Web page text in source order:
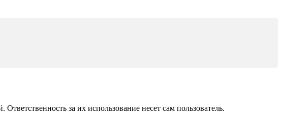
за их использование несет сам пользователь.